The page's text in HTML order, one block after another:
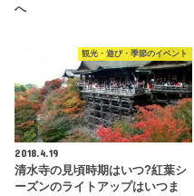
へ
観光・遊び・季節のイベント
2018.4.19
清水寺の見頃時期はいつ?紅葉シ
ーズンのライトアップはいつま